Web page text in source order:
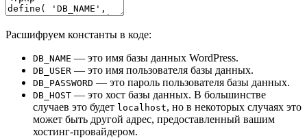
Расшифруем константы в коде:
DB_NAME — это имя базы данных WordPress.
DB_USER — это имя пользователя базы данных.
DB_PASSWORD — это пароль пользователя базы данных.
DB_HOST — это хост базы данных. В большинстве
случаев это будет localhost, но в некоторых случаях это
может быть другой адрес, предоставленный вашим
хостинг-провайдером.